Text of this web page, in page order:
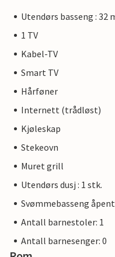
Utendørs basseng : 32
1 TV
Kabel-TV
Smart TV
Hårføner
Internett (trådløst)
Kjøleskap
Stekeovn
Muret grill
Utendørs dusj : 1 stk.
Svømmebasseng
Antall barnestoler: 1
Antall barnesenger: 0